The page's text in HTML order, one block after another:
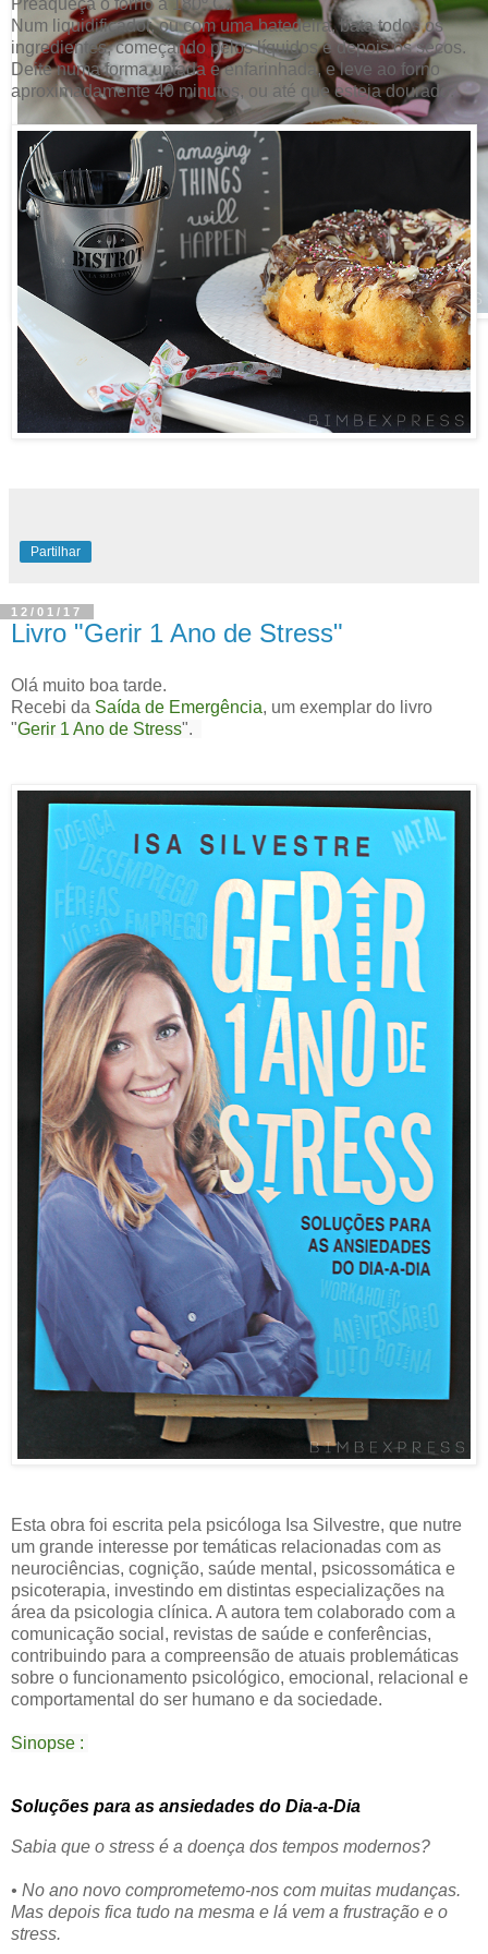
Num liquidificador, ou com uma batedeira, bata todos os
ingredientes, começando pelos líquidos e depois os secos.
Deite numa forma untada e enfarinhada, e leve ao forno
aproximadamente 40 minutos, ou até que esteja dourado.
Partilhar
12/01/17
Livro "Gerir 1 Ano de Stress"
Olá muito boa tarde.
Recebi da Saída de Emergência, um exemplar do livro
"Gerir 1 Ano de Stress".
Esta obra foi escrita pela psicóloga Isa Silvestre, que nutre
um grande interesse por temáticas relacionadas com as
neurociências, cognição, saúde mental, psicossomática e
psicoterapia, investindo em distintas especializações na
área da psicologia clínica. A autora tem colaborado com a
comunicação social, revistas de saúde e conferências,
contribuindo para a compreensão de atuais problemáticas
sobre o funcionamento psicológico, emocional, relacional e
comportamental do ser humano e da sociedade.
Sinopse :
Soluções para as ansiedades do Dia-a-Dia
Sabia que o stress é a doença dos tempos modernos?
• No ano novo comprometemo-nos com muitas mudanças.
Mas depois fica tudo na mesma e lá vem a frustração e o
stress.